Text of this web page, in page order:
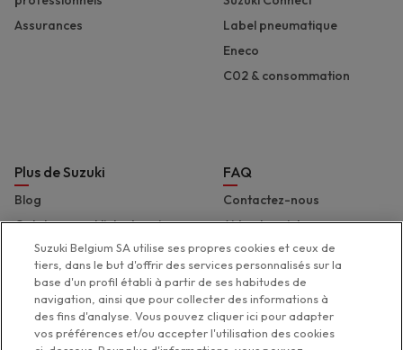
Assurances
Label pneumatique
Eneco
C02 & consommation
Plus de Suzuki
Blog
Catalogues et liste de prix
Presse
Suzuki Marine
Suzuki 2 Wheels
Suzuki Global
FAQ
Contactez-nous
Aide et assistance
Déclaration d'accessibilité
Suzuki Belgium SA utilise ses propres cookies et ceux de
tiers, dans le but d'offrir des services personnalisés sur la
base d'un profil établi à partir de ses habitudes de
navigation, ainsi que pour collecter des informations à
des fins d'analyse. Vous pouvez cliquer ici pour adapter
vos préférences et/ou accepter l'utilisation des cookies